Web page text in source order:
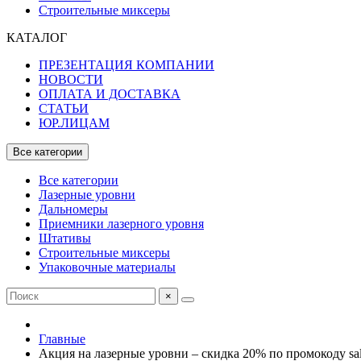
Строительные миксеры
КАТАЛОГ
ПРЕЗЕНТАЦИЯ КОМПАНИИ
НОВОСТИ
ОПЛАТА И ДОСТАВКА
СТАТЬИ
ЮР.ЛИЦАМ
Все категории
Все категории
Лазерные уровни
Дальномеры
Приемники лазерного уровня
Штативы
Строительные миксеры
Упаковочные материалы
×
Главные
Акция на лазерные уровни – скидка 20% по промокоду